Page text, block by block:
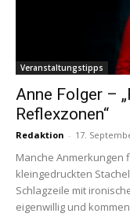
Veranstaltungstipps
Anne Folger –
Reflexzonen“
Redaktion - 17.
Manche Anmerkungen
kleingedruckten
Schlagzeile mit
eigenwillig und